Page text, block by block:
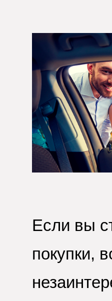
Если вы
покупки,